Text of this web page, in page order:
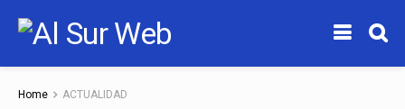
Home ACTUALIDAD